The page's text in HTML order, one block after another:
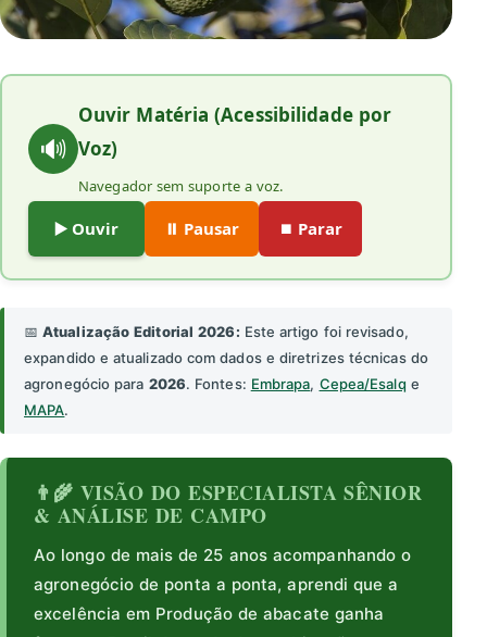
🔊
Ouvir Matéria (Acessibilidade por
Voz)
Navegador sem suporte a voz.
▶️ Ouvir ⏸️ Pausar ⏹️ Parar
📅Atualização Editorial 2026: Este artigo foi revisado,
expandido e atualizado com dados e diretrizes técnicas do
agronegócio para 2026. Fontes: Embrapa, Cepea/Esalq e
MAPA.
👨‍🌾 VISÃO DO ESPECIALISTA SÊNIOR
& ANÁLISE DE CAMPO
Ao longo de mais de 25 anos acompanhando o
agronegócio de ponta a ponta, aprendi que a
excelência em Produção de abacate ganha